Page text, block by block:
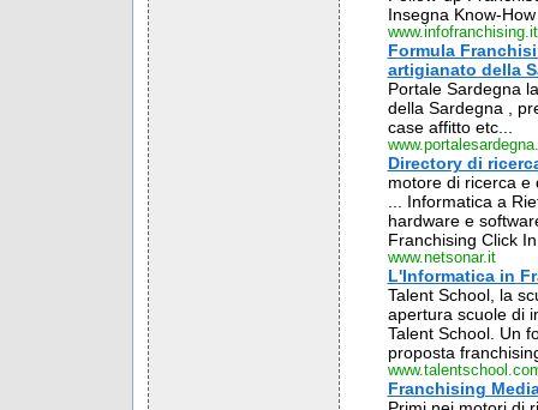
Insegna Know-
www.infofranchising.it
Formula
artigianato della
Portale Sardegna
della Sardegna ,
case affitto etc...
Directory di
motore di ricerca e
... Informatica a
hardware e
Franchising Click
www.netsonar.it
L'Informatica in
Talent School, la
apertura scuole di
Talent School. Un
proposta
Franchising